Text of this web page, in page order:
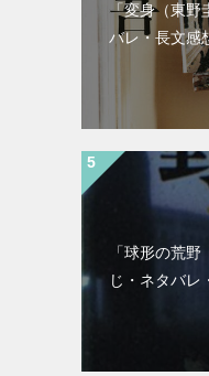
「変身（東野
バレ・長文感
「球形の荒
じ・ネタバレ